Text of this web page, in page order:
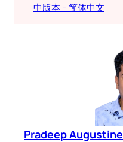
中版本 – 简体中文
Pradeep Augustine